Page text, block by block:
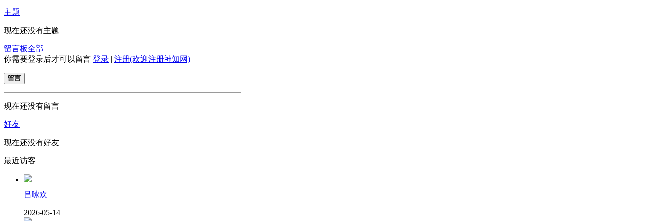
主题
现在还没有主题
留言板全部
你需要登录后才可以留言 登录 | 注册(欢迎注册神知网)
留言
现在还没有留言
好友
现在还没有好友
最近访客
吕咏欢
2026-05-14